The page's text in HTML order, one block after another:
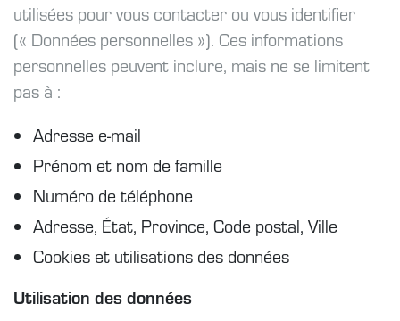
utilisées pour vous contacter ou vous identifier
(« Données personnelles »). Ces informations
personnelles peuvent inclure, mais ne se limitent
pas à :
Adresse e-mail
Prénom et nom de famille
Numéro de téléphone
Adresse, État, Province, Code postal, Ville
Cookies et utilisations des données
Utilisation des données